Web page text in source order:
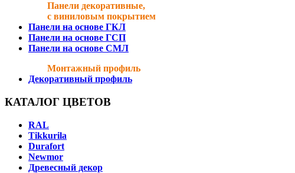
Панели декоративные,
с виниловым покрытием
Панели на основе ГКЛ
Панели на основе ГСП
Панели на основе СМЛ
Монтажный профиль
Декоративный профиль
КАТАЛОГ ЦВЕТОВ
RAL
Tikkurila
Durafort
Newmor
Древесный декор